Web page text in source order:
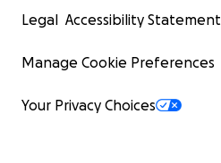
Legal Accessibility Statement
Manage Cookie Preferences
Your Privacy Choices